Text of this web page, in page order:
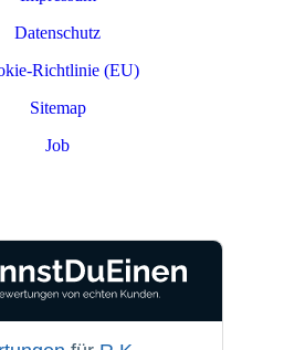
Datenschutz
Richtlinie (EU)
Sitemap
Job